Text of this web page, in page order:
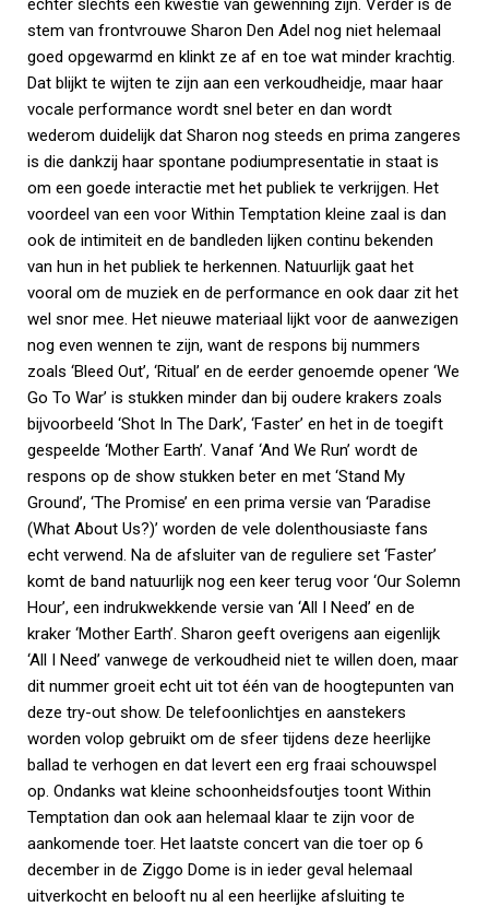
stem van frontvrouwe Sharon Den Adel nog niet helemaal
goed opgewarmd en klinkt ze af en toe wat minder krachtig.
Dat blijkt te wijten te zijn aan een verkoudheidje, maar haar
vocale performance wordt snel beter en dan wordt
wederom duidelijk dat Sharon nog steeds en prima zangeres
is die dankzij haar spontane podiumpresentatie in staat is
om een goede interactie met het publiek te verkrijgen. Het
voordeel van een voor Within Temptation kleine zaal is dan
ook de intimiteit en de bandleden lijken continu bekenden
van hun in het publiek te herkennen. Natuurlijk gaat het
vooral om de muziek en de performance en ook daar zit het
wel snor mee. Het nieuwe materiaal lijkt voor de aanwezigen
nog even wennen te zijn, want de respons bij nummers
zoals ‘Bleed Out’, ‘Ritual’ en de eerder genoemde opener ‘We
Go To War’ is stukken minder dan bij oudere krakers zoals
bijvoorbeeld ‘Shot In The Dark’, ‘Faster’ en het in de toegift
gespeelde ‘Mother Earth’. Vanaf ‘And We Run’ wordt de
respons op de show stukken beter en met ‘Stand My
Ground’, ‘The Promise’ en een prima versie van ‘Paradise
(What About Us?)’ worden de vele dolenthousiaste fans
echt verwend. Na de afsluiter van de reguliere set ‘Faster’
komt de band natuurlijk nog een keer terug voor ‘Our Solemn
Hour’, een indrukwekkende versie van ‘All I Need’ en de
kraker ‘Mother Earth’. Sharon geeft overigens aan eigenlijk
‘All I Need’ vanwege de verkoudheid niet te willen doen, maar
dit nummer groeit echt uit tot één van de hoogtepunten van
deze try-out show. De telefoonlichtjes en aanstekers
worden volop gebruikt om de sfeer tijdens deze heerlijke
ballad te verhogen en dat levert een erg fraai schouwspel
op. Ondanks wat kleine schoonheidsfoutjes toont Within
Temptation dan ook aan helemaal klaar te zijn voor de
aankomende toer. Het laatste concert van die toer op 6
december in de Ziggo Dome is in ieder geval helemaal
uitverkocht en belooft nu al een heerlijke afsluiting te